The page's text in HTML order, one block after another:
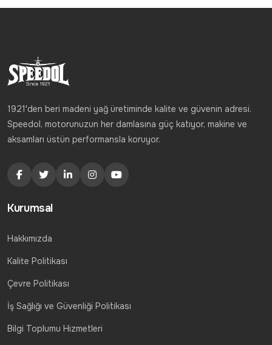
1921'den beri madeni yağ üretiminde kalite ve güvenin adresi.
Speedol, motorunuzun her damlasına güç katıyor, makine ve
aksamları üstün performansla koruyor.
Kurumsal
Hakkımızda
Kalite Politikası
Çevre Politikası
İş Sağlığı ve Güvenliği Politikası
Bilgi Toplumu Hizmetleri